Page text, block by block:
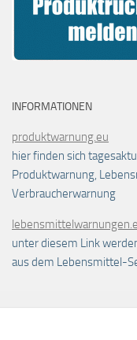
INFORMATIONEN
produktwarnung.eu
hier finden sich
Produktwarnung,
Verbraucherwarnung
unter diesem Link
aus dem Lebensmittel-